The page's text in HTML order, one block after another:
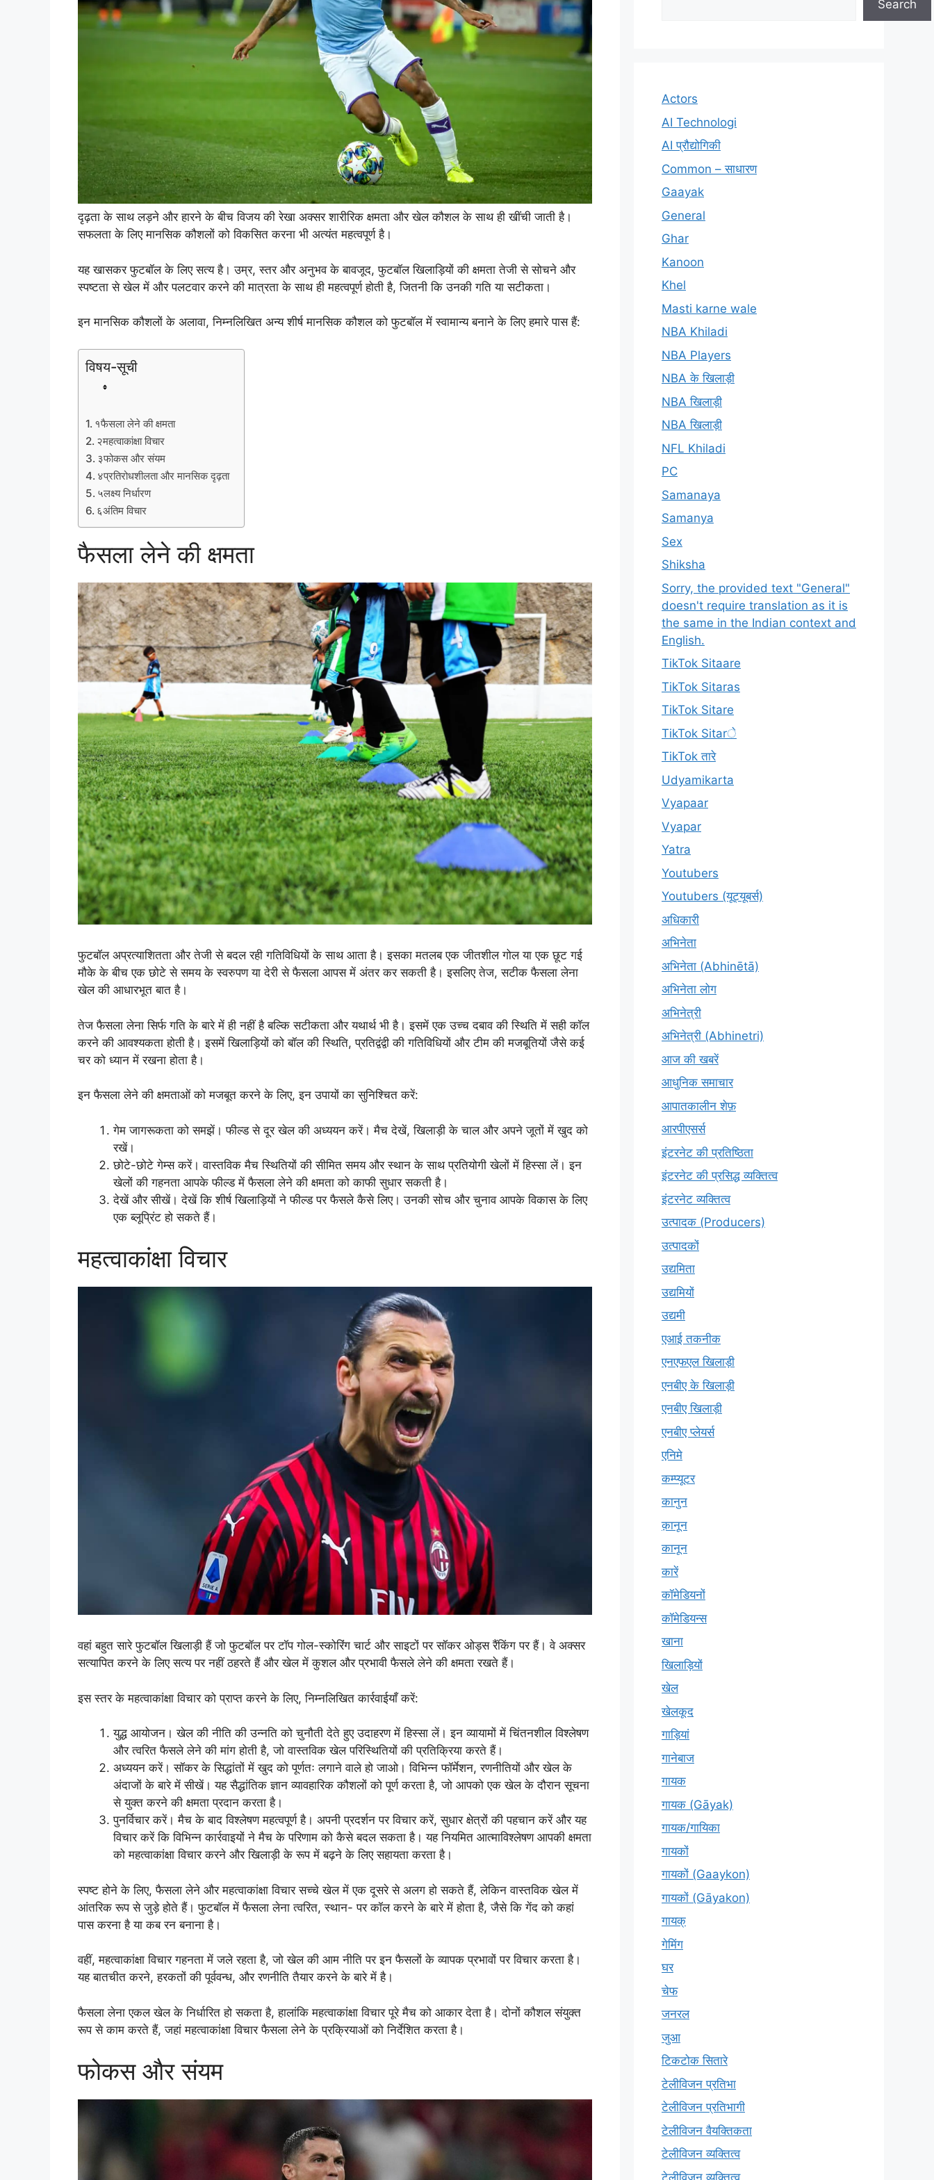
दृढ़ता के साथ लड़ने और हारने के बीच विजय की रेखा अक्सर शारीरिक क्षमता और खेल कौशल के साथ ही खींची जाती है।
सफलता के लिए मानसिक कौशलों को विकसित करना भी अत्यंत महत्वपूर्ण है।
यह खासकर फुटबॉल के लिए सत्य है। उम्र, स्तर और अनुभव के बावजूद, फुटबॉल खिलाड़ियों की क्षमता तेजी से सोचने और
स्पष्टता से खेल में और पलटवार करने की मात्रता के साथ ही महत्वपूर्ण होती है, जितनी कि उनकी गति या सटीकता।
इन मानसिक कौशलों के अलावा, निम्नलिखित अन्य शीर्ष मानसिक कौशल को फुटबॉल में स्वामान्य बनाने के लिए हमारे पास हैं:
विषय-सूची
१फैसला लेने की क्षमता
२महत्वाकांक्षा विचार
३फोकस और संयम
४प्रतिरोधशीलता और मानसिक दृढ़ता
५लक्ष्य निर्धारण
६अंतिम विचार
फैसला लेने की क्षमता
फुटबॉल अप्रत्याशितता और तेजी से बदल रही गतिविधियों के साथ आता है। इसका मतलब एक जीतशील गोल या एक छूट गई
मौके के बीच एक छोटे से समय के स्वरुपण या देरी से फैसला आपस में अंतर कर सकती है। इसलिए तेज, सटीक फैसला लेना
खेल की आधारभूत बात है।
तेज फैसला लेना सिर्फ गति के बारे में ही नहीं है बल्कि सटीकता और यथार्थ भी है। इसमें एक उच्च दबाव की स्थिति में सही कॉल
करने की आवश्यकता होती है। इसमें खिलाड़ियों को बॉल की स्थिति, प्रतिद्वंद्वी की गतिविधियों और टीम की मजबूतियों जैसे कई
चर को ध्यान में रखना होता है।
इन फैसला लेने की क्षमताओं को मजबूत करने के लिए, इन उपायों का सुनिश्चित करें:
गेम जागरूकता को समझें। फील्ड से दूर खेल की अध्ययन करें। मैच देखें, खिलाड़ी के चाल और अपने जूतों में खुद को
रखें।
छोटे-छोटे गेम्स करें। वास्तविक मैच स्थितियों की सीमित समय और स्थान के साथ प्रतियोगी खेलों में हिस्सा लें। इन
खेलों की गहनता आपके फील्ड में फैसला लेने की क्षमता को काफी सुधार सकती है।
देखें और सीखें। देखें कि शीर्ष खिलाड़ियों ने फील्ड पर फैसले कैसे लिए। उनकी सोच और चुनाव आपके विकास के लिए
एक ब्लूप्रिंट हो सकते हैं।
महत्वाकांक्षा विचार
वहां बहुत सारे फुटबॉल खिलाड़ी हैं जो फुटबॉल पर टॉप गोल-स्कोरिंग चार्ट और साइटों पर सॉकर ओड्स रैंकिंग पर हैं। वे अक्सर
सत्यापित करने के लिए सत्य पर नहीं ठहरते हैं और खेल में कुशल और प्रभावी फैसले लेने की क्षमता रखते हैं।
इस स्तर के महत्वाकांक्षा विचार को प्राप्त करने के लिए, निम्नलिखित कार्रवाईयाँ करें:
युद्ध आयोजन। खेल की नीति की उन्नति को चुनौती देते हुए उदाहरण में हिस्सा लें। इन व्यायामों में चिंतनशील विश्लेषण
और त्वरित फैसले लेने की मांग होती है, जो वास्तविक खेल परिस्थितियों की प्रतिक्रिया करते हैं।
अध्ययन करें। सॉकर के सिद्धांतों में खुद को पूर्णतः लगाने वाले हो जाओ। विभिन्न फॉर्मेशन, रणनीतियों और खेल के
अंदाजों के बारे में सीखें। यह सैद्धांतिक ज्ञान व्यावहारिक कौशलों को पूर्ण करता है, जो आपको एक खेल के दौरान सूचना
से युक्त करने की क्षमता प्रदान करता है।
पुनर्विचार करें। मैच के बाद विश्लेषण महत्वपूर्ण है। अपनी प्रदर्शन पर विचार करें, सुधार क्षेत्रों की पहचान करें और यह
विचार करें कि विभिन्न कार्रवाइयों ने मैच के परिणाम को कैसे बदल सकता है। यह नियमित आत्माविश्लेषण आपकी क्षमता
को महत्वाकांक्षा विचार करने और खिलाड़ी के रूप में बढ़ने के लिए सहायता करता है।
स्पष्ट होने के लिए, फैसला लेने और महत्वाकांक्षा विचार सच्चे खेल में एक दूसरे से अलग हो सकते हैं, लेकिन वास्तविक खेल में
आंतरिक रूप से जुड़े होते हैं। फुटबॉल में फैसला लेना त्वरित, स्थान- पर कॉल करने के बारे में होता है, जैसे कि गेंद को कहां
पास करना है या कब रन बनाना है।
वहीं, महत्वाकांक्षा विचार गहनता में जले रहता है, जो खेल की आम नीति पर इन फैसलों के व्यापक प्रभावों पर विचार करता है।
यह बातचीत करने, हरकतों की पूर्ववन्ध, और रणनीति तैयार करने के बारे में है।
फैसला लेना एकल खेल के निर्धारित हो सकता है, हालांकि महत्वाकांक्षा विचार पूरे मैच को आकार देता है। दोनों कौशल संयुक्त
रूप से काम करते हैं, जहां महत्वाकांक्षा विचार फैसला लेने के प्रक्रियाओं को निर्देशित करता है।
फोकस और संयम
Search
Actors
AI Technologi
AI प्रौद्योगिकी
Common – साधारण
Gaayak
General
Ghar
Kanoon
Khel
Masti karne wale
NBA Khiladi
NBA Players
NBA के खिलाड़ी
NBA खिलाड़ी
NBA खिलाड़ी
NFL Khiladi
PC
Samanaya
Samanya
Sex
Shiksha
Sorry, the provided text "General"
doesn't require translation as it is
the same in the Indian context and
English.
TikTok Sitaare
TikTok Sitaras
TikTok Sitare
TikTok Sitarे
TikTok तारे
Udyamikarta
Vyapaar
Vyapar
Yatra
Youtubers
Youtubers (यूट्यूबर्स)
अधिकारी
अभिनेता
अभिनेता (Abhinētā)
अभिनेता लोग
अभिनेत्री
अभिनेत्री (Abhinetri)
आज की खबरें
आधुनिक समाचार
आपातकालीन शेफ़
आरपीएसर्स
इंटरनेट की प्रतिष्ठिता
इंटरनेट की प्रसिद्ध व्यक्तित्व
इंटरनेट व्यक्तित्व
उत्पादक (Producers)
उत्पादकों
उद्यमिता
उद्यमियों
उद्यमी
एआई तकनीक
एनएफएल खिलाड़ी
एनबीए के खिलाड़ी
एनबीए खिलाड़ी
एनबीए प्लेयर्स
एनिमे
कम्प्यूटर
कानुन
क़ानून
कानून
कारें
कॉमेडियनों
कॉमेडियन्स
खाना
खिलाड़ियों
खेल
खेलकूद
गाड़ियां
गानेबाज
गायक
गायक (Gāyak)
गायक/गायिका
गायकों
गायकों (Gaaykon)
गायकों (Gāyakon)
गायक्
गेमिंग
घर
चेफ
जनरल
जुआ
टिकटोक सितारे
टेलीविजन प्रतिभा
टेलीविजन प्रतिभागी
टेलीविजन वैयक्तिकता
टेलीविजन व्यक्तित्व
टेलीविज़न व्यक्तित्व